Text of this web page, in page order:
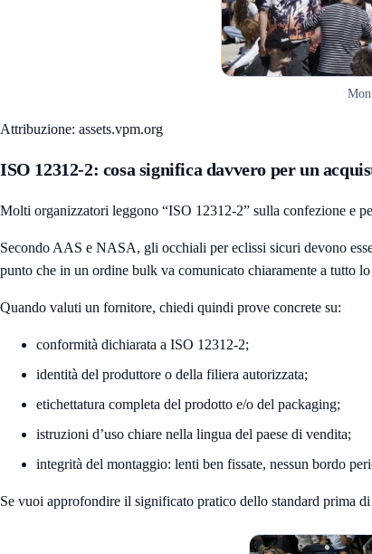
Attribuzione: assets.vpm.org
ISO 12312-2: cosa significa davvero per un
Molti organizzatori leggono “ISO 12312-2” sulla confezione e
Secondo AAS e NASA, gli occhiali per eclissi sicuri devono
punto che in un ordine bulk va comunicato chiaramente a tutto
Quando valuti un fornitore, chiedi quindi prove concrete su:
conformità dichiarata a ISO 12312-2;
identità del produttore o della filiera autorizzata;
etichettatura completa del prodotto e/o del packaging;
istruzioni d’uso chiare nella lingua del paese di vendita;
integrità del montaggio: lenti ben fissate, nessun bordo
Se vuoi approfondire il significato pratico dello standard prima